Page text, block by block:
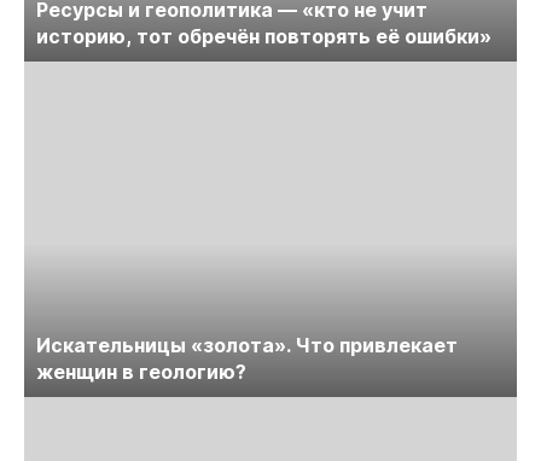
Ресурсы и геополитика — «кто не учит
историю, тот обречён повторять её ошибки»
Искательницы «золота». Что привлекает
женщин в геологию?